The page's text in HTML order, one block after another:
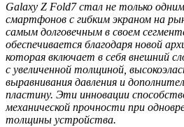
Galaxy Z Fold7 стал не только
смартфонов с гибким экраном на
самым долговечным в своем
обеспечивается благодаря новой
которая включает в себя внешний
с увеличенной толщиной,
выравнивания давления и
пластину. Эти инновации
механической прочности при
толщины устройства.